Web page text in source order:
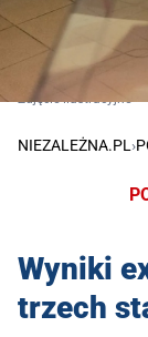
Zdjęcie ilustracyjne
NIEZALEŻNA.PL ›
Wyniki
trzech